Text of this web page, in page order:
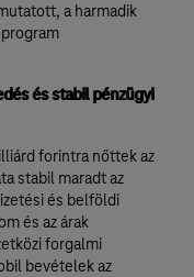
a harmadik
és stabil pénzügyi
forintra nőttek az
stabil maradt az
és belföldi
és az árak
forgalmi
bevételek az